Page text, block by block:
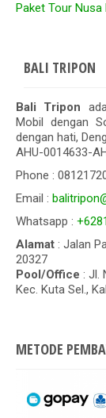
Paket Tour Nusa
BALI TRIPON
Bali Tripon
Mobil dengan
dengan hati,
AHU-0014633-
Phone :
Email :
Whatsapp :
Alamat : Jalan
20327
Pool/Office : Jl.
Kec. Kuta Sel.,
METODE